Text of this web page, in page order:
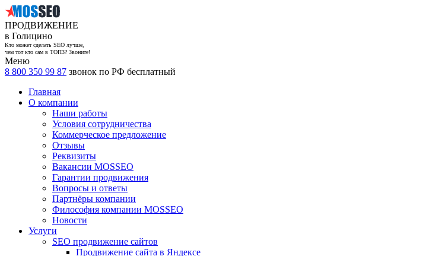
ПРОДВИЖЕНИЕ
в Голицино
Кто может сделать SEO лучше,
чем тот кто сам в ТОП3? Звоните!
Меню
8 800 350 99 87 звонок по РФ бесплатный
Главная
О компании
Наши работы
Условия сотрудничества
Коммерческое предложение
Отзывы
Реквизиты
Вакансии MOSSEO
Гарантии продвижения
Вопросы и ответы
Партнёры компании
Философия компании MOSSEO
Новости
Услуги
SEO продвижение сайтов
Продвижение сайта в Яндексе